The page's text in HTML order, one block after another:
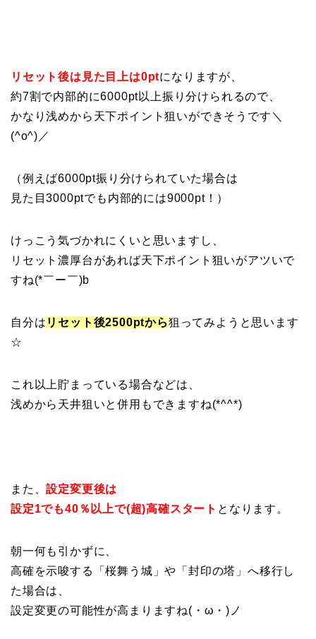
リセット後は見た目上は0ptになりますが、
約7割で内部的に6000pt以上振り分けられるので、
かなり浅めから天下ポイント狙いができそうです＼
(^o^)／
（例えば6000pt振り分けられていた場合は
見た目3000ptでも内部的には9000pt！）
けっこう気づかれにくいと思いますし、
リセット濃厚台があれば天下ポイント狙いがアツいで
すね(*￣ー￣)b
自分は リセット後2500ptから狙ってみようと思います
☆
これ以上貯まっている場合などは、
浅めから天井狙いと併用もできますね(*^^*)
また、設定変更後は
設定1でも40％以上で(超)高確スタート となります。
朝一何も引かずに、
高確を示唆する「桜舞う城」や「封印の塔」へ移行し
た場合は、
設定変更の可能性が高まりますね(・ω・)ノ